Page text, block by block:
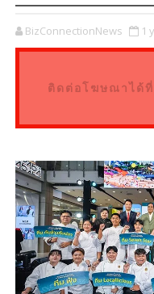
BizConnectionNews 1
ติดต่อโฆษณาได้ที่